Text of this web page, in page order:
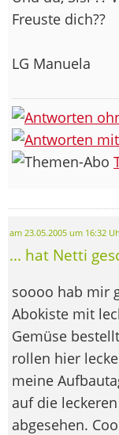
Freuste dich??
LG Manuela
am 23.05.2005 um 16:32
... hat Netti
soooo hab mir
Abokiste mit
Gemüse
rollen hier
meine
auf die
abgesehen.